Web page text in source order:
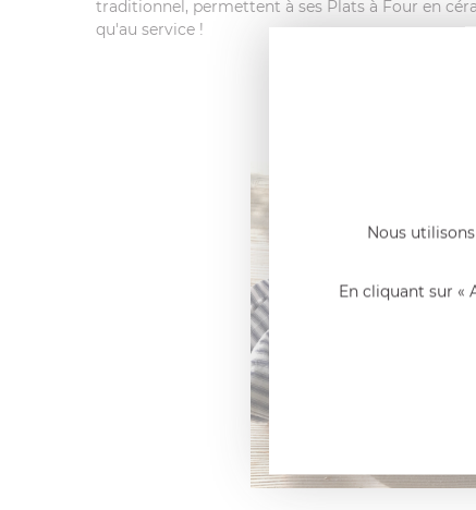
traditionnel, permettent à ses Plats à Four en
qu'au service !
Nous
En cliquant sur «